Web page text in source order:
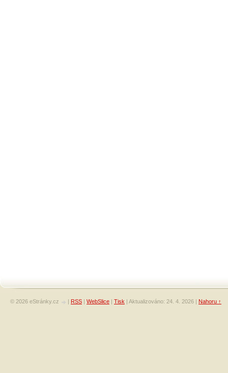
© 2026 eStránky.cz | RSS | WebSlice | Tisk | Aktualizováno: 24. 4. 2026 | Nahoru ↑